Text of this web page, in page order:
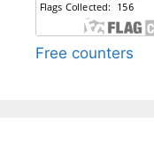
Free counters